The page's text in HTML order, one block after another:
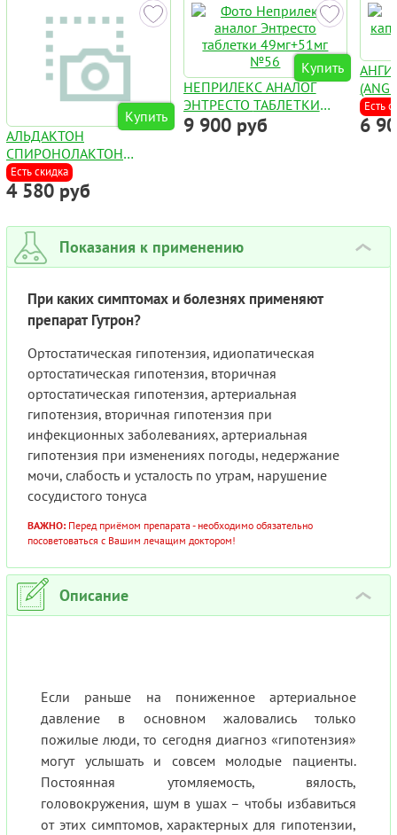
Купить
АЛЬДАКТОН
CПИРОНОЛАКТОН
КАПСУЛЫ 100МГ №50
Есть скидка
4 580 руб
Купить
НЕПРИЛЕКС АНАЛОГ
ЭНТРЕСТО ТАБЛЕТКИ
49МГ+51МГ №56
9 900 руб
Есть
6
Показания к применению ›
При каких симптомах и болезнях применяют
препарат Гутрон?
Ортостатическая гипотензия, идиопатическая
ортостатическая гипотензия, вторичная
ортостатическая гипотензия, артериальная
гипотензия, вторичная гипотензия при
инфекционных заболеваниях, артериальная
гипотензия при изменениях погоды, недержание
мочи, слабость и усталость по утрам, нарушение
сосудистого тонуса
ВАЖНО: Перед приёмом препарата - необходимо обязательно
посоветоваться с Вашим лечащим доктором!
Описание ›
Если раньше на пониженное артериальное
давление в основном жаловались только
пожилые люди, то сегодня диагноз «гипотензия»
могут услышать и совсем молодые пациенты.
Постоянная утомляемость, вялость,
головокружения, шум в ушах – чтобы избавиться
от этих симптомов, характерных для гипотензии,